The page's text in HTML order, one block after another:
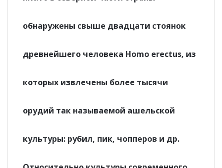
обнаружены свыше двадцати стоянок
древнейшего человека Homo erectus, из
которых извлечены более тысячи
орудий так называемой ашельской
культуры: рубил, пик, чопперов и др.